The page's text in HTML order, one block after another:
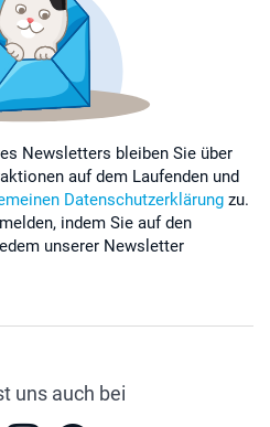
Newsletters bleiben Sie über
auf dem Laufenden und
Datenschutzerklärung zu.
indem Sie auf den
unserer Newsletter
uns auch bei